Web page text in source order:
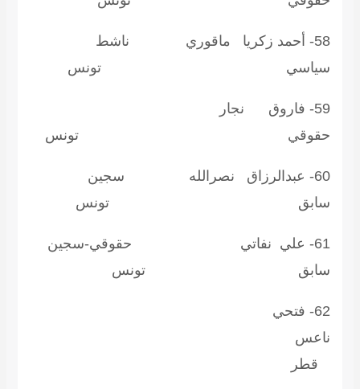
58- أحمد زكريا ماقوري ناشط
تونس
59- فاروق نجار
تونس
60- عبدالرزاق نصرالله سجين
تونس
61- علي نفاتي حقوقي-سجين
تونس
62- فتحي